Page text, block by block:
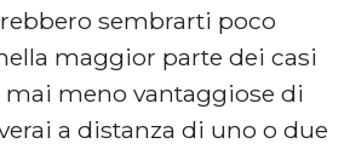
sembrarti poco
maggior parte dei casi
mai meno vantaggiose di
a distanza di uno o due